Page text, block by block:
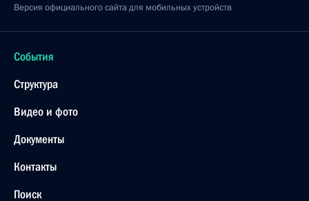
Версия официального сайта для мобильных устройств
События
Структура
Видео и фото
Документы
Контакты
Поиск